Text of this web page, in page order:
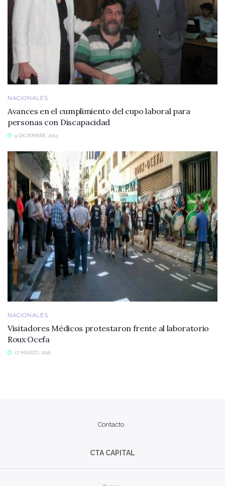
NACIONALES
Avances en el cumplimiento del cupo laboral para
personas con Discapacidad
9 DICIEMBRE, 2013
NACIONALES
Visitadores Médicos protestaron frente al laboratorio
Roux Ocefa
17 MARZO, 2016
Contacto
CTA CAPITAL